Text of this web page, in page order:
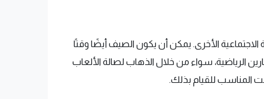
الأخرى. يمكن أن يكون الصيف أيضًا وقتًا
الرياضية، سواء من خلال الذهاب لصالة الألعاب
المناسب للقيام بذلك.